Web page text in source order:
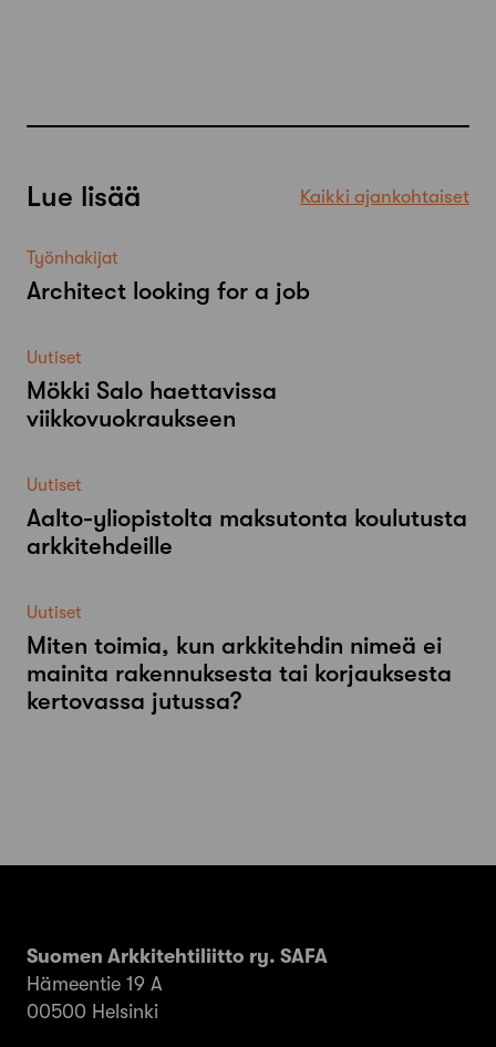
Lue lisää Kaikki ajankohtaiset
Työnhakijat
Architect looking for a job
Uutiset
Mökki Salo haettavissa
viikkovuokraukseen
Uutiset
Aalto-​yliopistolta maksutonta koulutusta
arkkitehdeille
Uutiset
Miten toimia, kun arkkitehdin nimeä ei
mainita rakennuksesta tai korjauksesta
kertovassa jutussa?
Suomen Arkkitehtiliitto ry. SAFA
Hämeentie 19 A
00500 Helsinki